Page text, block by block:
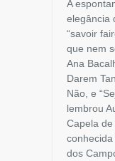
A
elegância
“savoir
que nem
Ana
Darem
Não, e
lembrou
Capela
conhecida
dos